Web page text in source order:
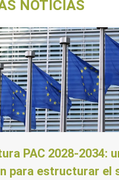
NOTICIAS
PAC 2028-2034:
para estructurar el